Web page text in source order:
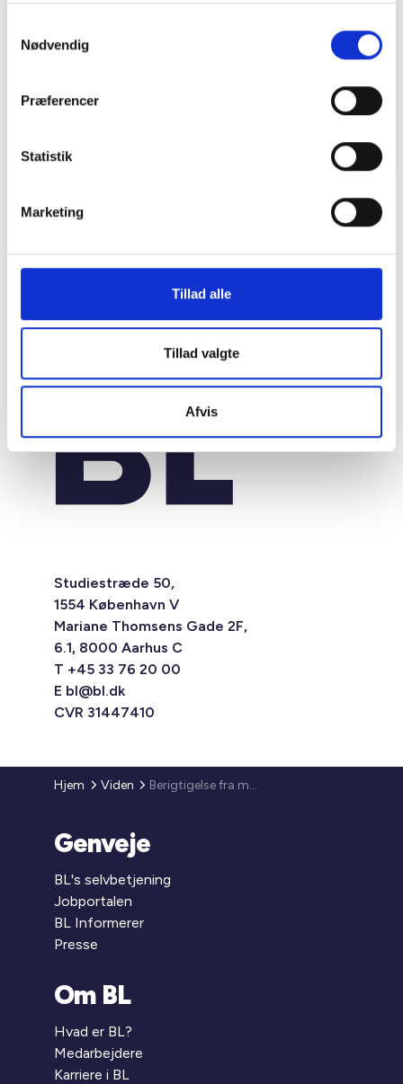
Nødvendig
Præferencer
Statistik
Marketing
Tillad alle
Tillad valgte
Afvis
BL INFORMERER
kommunale lejemål i almene ældre- og
plejeboliger
Studiestræde 50,
1554 København V
Mariane Thomsens Gade 2F,
6.1, 8000 Aarhus C
T +45 33 76 20 00
E bl@bl.dk
CVR 31447410
Hjem Viden Berigtigelse fra ministeriet af orientering om nye normalvedtægter
Genveje
BL's selvbetjening
Jobportalen
BL Informerer
Presse
Om BL
Hvad er BL?
Medarbejdere
Karriere i BL